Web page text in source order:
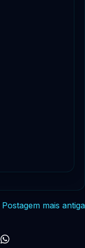
Postagem mais antiga